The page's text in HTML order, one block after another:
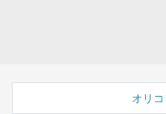
オリ